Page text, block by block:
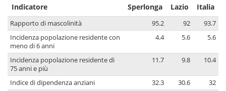
Indicatore Sperlonga Lazio Italia
Rapporto di mascolinità 95.2 92
93.7
Incidenza popolazione residente con
meno di 6 anni
4.4 5.6 5.6
Incidenza popolazione residente di
75 anni e più
11.7 9.8 10.4
Indice di dipendenza anziani 32.3 30.6
32